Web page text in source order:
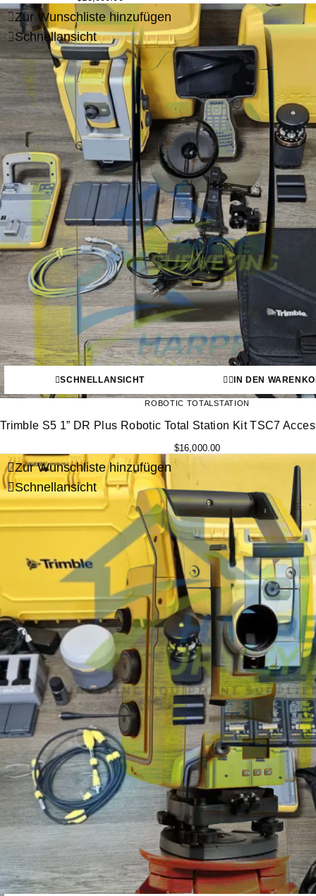
Zur Wunschliste hinzufügen
Schnellansicht
SCHNELLANSICHT IN DEN
ROBOTIC TOTALSTATION
Trimble S5 1” DR Plus Robotic Total Station Kit TSC7
$16,000.00
Zur Wunschliste hinzufügen
Schnellansicht